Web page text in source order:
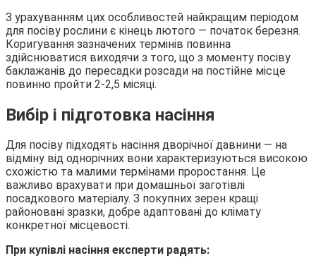
З урахуванням цих особливостей найкращим періодом
для посіву рослини є кінець лютого — початок березня.
Коригування зазначених термінів повинна
здійснюватися виходячи з того, що з моменту посіву
баклажанів до пересадки розсади на постійне місце
повинно пройти 2-2,5 місяці.
Вибір і підготовка насіння
Для посіву підходять насіння дворічної давнини — на
відміну від однорічних вони характеризуються високою
схожістю та малими термінами проростання. Це
важливо врахувати при домашньої заготівлі
посадкового матеріалу. З покупних зерен кращі
районовані зразки, добре адаптовані до клімату
конкретної місцевості.
При купівлі насіння експерти радять: